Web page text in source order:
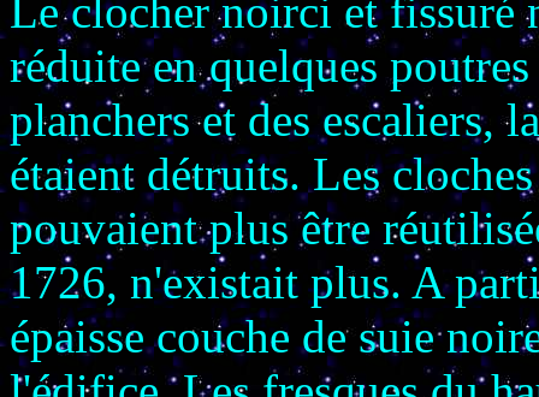
Le clocher noirci et fissuré
réduite en quelques
planchers et des escaliers,
étaient détruits. Les
pouvaient plus être
1726, n'existait plus. A
épaisse couche de suie